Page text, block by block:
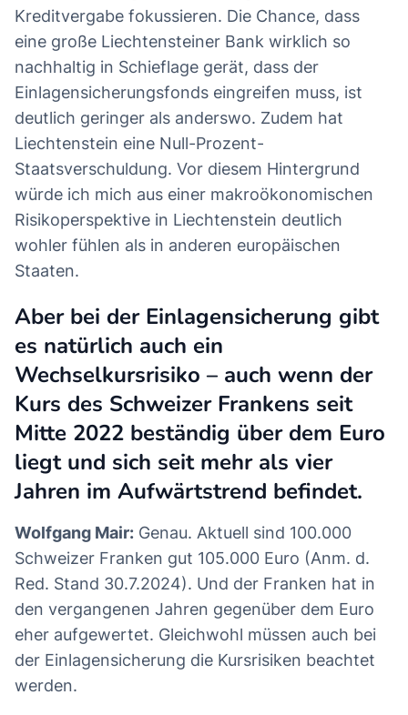
Kreditvergabe fokussieren. Die Chance, dass
eine große Liechtensteiner Bank wirklich so
nachhaltig in Schieflage gerät, dass der
Einlagensicherungsfonds eingreifen muss, ist
deutlich geringer als anderswo. Zudem hat
Liechtenstein eine Null-Prozent-
Staatsverschuldung. Vor diesem Hintergrund
würde ich mich aus einer makroökonomischen
Risikoperspektive in Liechtenstein deutlich
wohler fühlen als in anderen europäischen
Staaten.
Aber bei der Einlagensicherung gibt
es natürlich auch ein
Wechselkursrisiko – auch wenn der
Kurs des Schweizer Frankens seit
Mitte 2022 beständig über dem Euro
liegt und sich seit mehr als vier
Jahren im Aufwärtstrend befindet.
Wolfgang Mair: Genau. Aktuell sind 100.000
Schweizer Franken gut 105.000 Euro (Anm. d.
Red. Stand 30.7.2024). Und der Franken hat in
den vergangenen Jahren gegenüber dem Euro
eher aufgewertet. Gleichwohl müssen auch bei
der Einlagensicherung die Kursrisiken beachtet
werden.